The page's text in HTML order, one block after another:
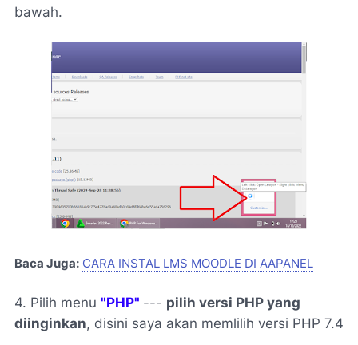
bawah.
Baca Juga: CARA INSTAL LMS MOODLE DI AAPANEL
4. Pilih menu "PHP" --- pilih versi PHP yang
diinginkan, disini saya akan memlilih versi PHP 7.4